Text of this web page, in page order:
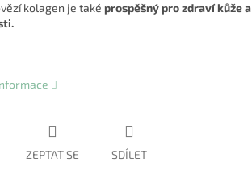
kolagen je také prospěšný pro zdraví kůže a
ZEPTAT SE SDÍLET